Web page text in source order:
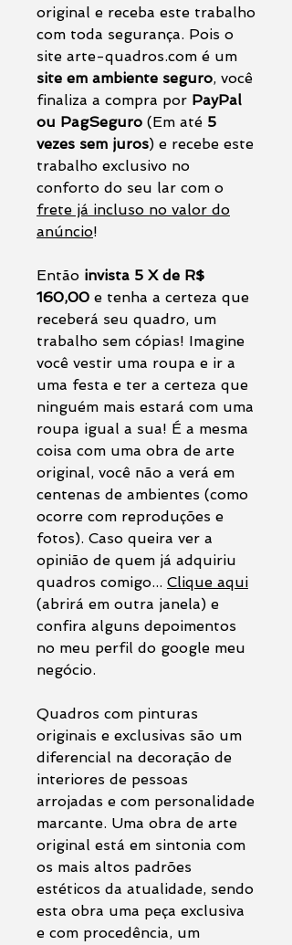
original e receba este trabalho
com toda segurança. Pois o
site arte-quadros.com é um
site em ambiente seguro, você
finaliza a compra por PayPal
ou PagSeguro (Em até 5
vezes sem juros) e recebe este
trabalho exclusivo no
conforto do seu lar com o
frete já incluso no valor do
anúncio!
Então invista 5 X de R$
160,00 e tenha a certeza que
receberá seu quadro, um
trabalho sem cópias! Imagine
você vestir uma roupa e ir a
uma festa e ter a certeza que
ninguém mais estará com uma
roupa igual a sua! É a mesma
coisa com uma obra de arte
original, você não a verá em
centenas de ambientes (como
ocorre com reproduções e
fotos). Caso queira ver a
opinião de quem já adquiriu
quadros comigo... Clique aqui
(abrirá em outra janela) e
confira alguns depoimentos
no meu perfil do google meu
negócio.
Quadros com pinturas
originais e exclusivas são um
diferencial na decoração de
interiores de pessoas
arrojadas e com personalidade
marcante. Uma obra de arte
original está em sintonia com
os mais altos padrões
estéticos da atualidade, sendo
esta obra uma peça exclusiva
e com procedência, um